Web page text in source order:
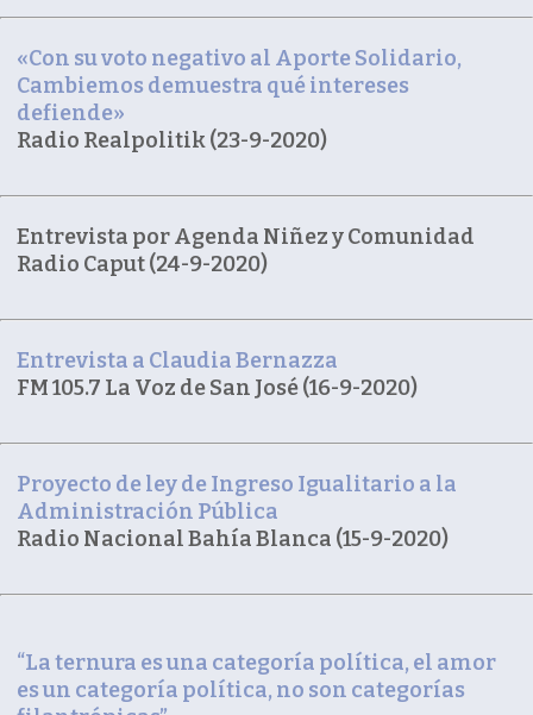
«Con su voto negativo al Aporte Solidario,
Cambiemos demuestra qué intereses
defiende»
Radio Realpolitik (23-9-2020)
Entrevista por Agenda Niñez y Comunidad
Radio Caput (24-9-2020)
Entrevista a Claudia Bernazza
FM 105.7 La Voz de San José (16-9-2020)
Proyecto de ley de Ingreso Igualitario a la
Administración Pública
Radio Nacional Bahía Blanca (15-9-2020)
“La ternura es una categoría política, el amor
es un categoría política, no son categorías